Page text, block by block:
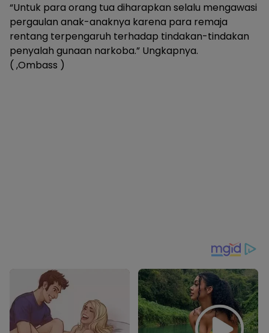
“Untuk para orang tua diharapkan selalu mengawasi
pergaulan anak-anaknya karena para remaja
rentang terpengaruh terhadap tindakan-tindakan
penyalah gunaan narkoba.” Ungkapnya.
( ,Ombass )